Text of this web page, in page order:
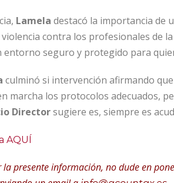
Lamela destacó la importancia de
contra los profesionales de
seguro y protegido para
culminó si intervención afirmando
marcha los protocolos adecuados,
Directorsugiere es, siempre es
AQUÍ
presente información, no dude en